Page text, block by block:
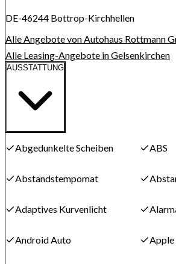
DE-46244 Bottrop-Kirchhellen
Alle Angebote von Autohaus Rottmann
Alle Leasing-Angebote in Gelsenkirchen
AUSSTATTUNG
Abgedunkelte Scheiben ABS
Abstandstempomat
Adaptives Kurvenlicht
Android Auto Apple